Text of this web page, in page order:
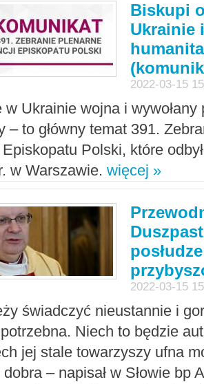
Biskupi
Ukrainie
2022-03-15
w Ukrainie wojna i
– to główny temat 391.
Polski, które
w Warszawie. więcej »
2022-03-15
świadczyć nieustannie i
Niech to będzie
jej stale towarzyszy ufna
– napisał w Słowie bp